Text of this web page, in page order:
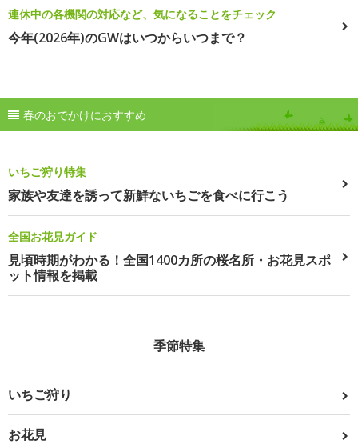
連休中の各機関の対応など、気になることをチェック
今年(2026年)のGWはいつからいつまで？
春のおでかけにおすすめ
いちご狩り特集
家族や友達を誘って新鮮ないちごを食べに行こう
全国お花見ガイド
見頃時期がわかる！全国1400カ所の桜名所・お花見スポ
ット情報を掲載
季節特集
いちご狩り
お花見